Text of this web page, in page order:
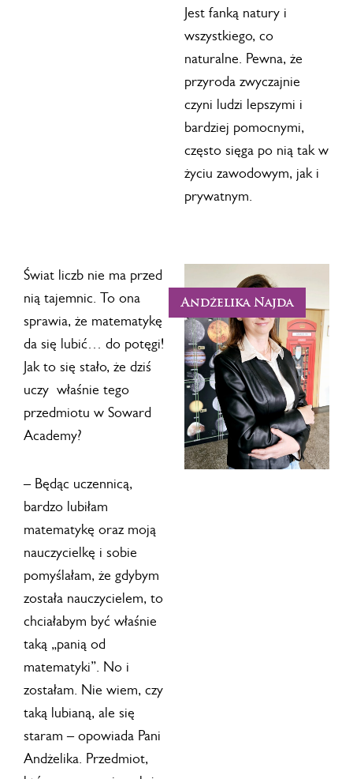
Jest fanką natury i
wszystkiego, co
naturalne. Pewna, że
przyroda zwyczajnie
czyni ludzi lepszymi i
bardziej pomocnymi,
często sięga po nią tak w
życiu zawodowym, jak i
prywatnym.
Świat liczb nie ma przed
nią tajemnic. To ona
sprawia, że matematykę
da się lubić… do potęgi!
Jak to się stało, że dziś
uczy właśnie tego
przedmiotu w Soward
Academy?
– Będąc uczennicą,
bardzo lubiłam
matematykę oraz moją
nauczycielkę i sobie
pomyślałam, że gdybym
została nauczycielem, to
chciałabym być właśnie
taką „panią od
matematyki”. No i
zostałam. Nie wiem, czy
taką lubianą, ale się
staram – opowiada Pani
Andżelika. Przedmiot,
Andżelika Najda